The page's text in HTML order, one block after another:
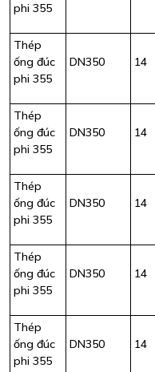
phi 355
Thép
ống đúc
phi 355
DN350 14
Thép
ống đúc
phi 355
DN350 14
Thép
ống đúc
phi 355
DN350 14
Thép
ống đúc
phi 355
DN350 14
Thép
ống đúc
phi 355
DN350 14